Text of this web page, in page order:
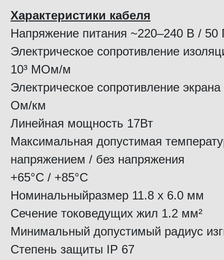
Характеристики кабеля
Напряжение питания ~220–240 В / 50
Электрическое сопротивление
10³ МОм/м
Электрическое сопротивление
Ом/км
Линейная мощность 17Вт
Максимальная допустимая
напряжением / без напряжения
+65°C / +85°C
Номинальныйразмер 11.8 х 6.0 мм
Сечение токоведущих жил 1.2 мм²
Минимальный допустимый радиус
Степень защиты IP 67